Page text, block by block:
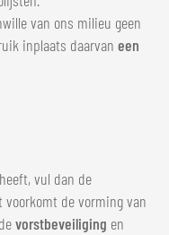
van ons milieu geen
inplaats daarvan een
vul dan de
de vorming van
vorstbeveiliging en